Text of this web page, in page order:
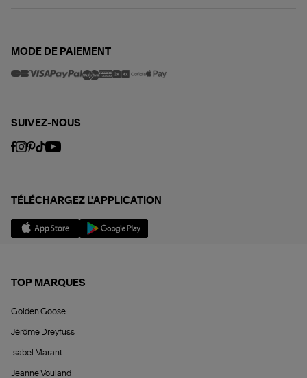
MODE DE PAIEMENT
SUIVEZ-NOUS
TÉLÉCHARGEZ L'APPLICATION
TOP MARQUES
Golden Goose
Jérôme Dreyfuss
Isabel Marant
Jeanne Vouland